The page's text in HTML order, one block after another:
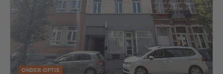
ONDER OPTIE